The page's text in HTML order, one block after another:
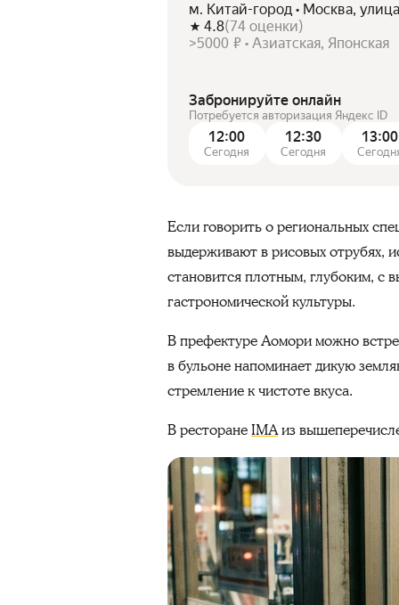
м. Китай-город • Москва,
4.8(74 оценки)
>5000 ₽ • Азиатская, Японская
Забронируйте онлайн
Потребуется авторизация Яндекс ID
12:00
Сегодня
12:30
Сегодня
13:00
Если говорить о региональных
выдерживают в рисовых отрубях,
становится плотным, глубоким,
гастрономической культуры.
В префектуре Аомори можно
в бульоне напоминает дикую
стремление к чистоте вкуса.
В ресторанеIMAиз